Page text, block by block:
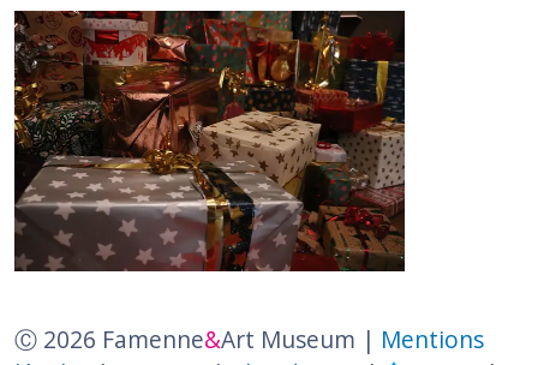
Ⓒ 2026 Famenne&Art Museum | Mentions